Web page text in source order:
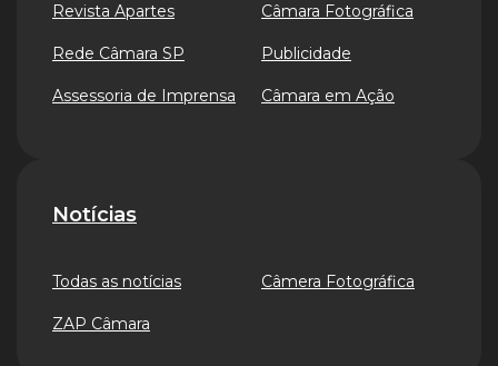
Revista Apartes
Rede Câmara SP
Assessoria de Imprensa
Câmara Fotográfica
Publicidade
Câmara em Ação
Notícias
Todas as notícias
ZAP Câmara
Câmera Fotográfica